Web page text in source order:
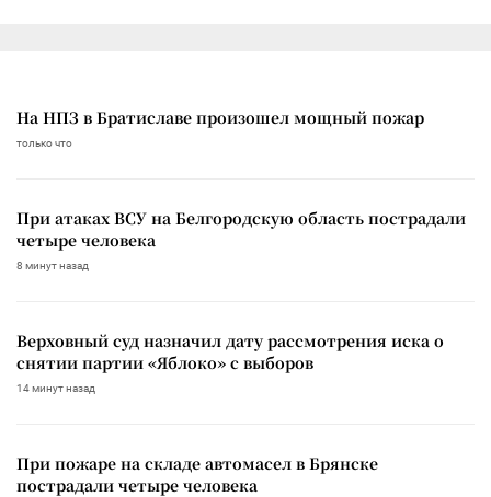
На НПЗ в Братиславе произошел мощный пожар
только что
При атаках ВСУ на Белгородскую область пострадали
четыре человека
8 минут назад
Верховный суд назначил дату рассмотрения иска о
снятии партии «Яблоко» с выборов
14 минут назад
При пожаре на складе автомасел в Брянске
пострадали четыре человека